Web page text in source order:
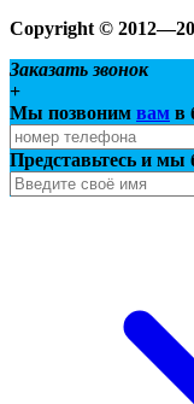
Copyright ©
Заказать звонок
+
Мы позвоним вам в
Представьтесь и мы